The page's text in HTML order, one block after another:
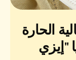
الحارة
"إيزي